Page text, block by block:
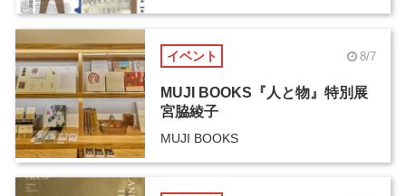
イベント 8/7
MUJI BOOKS『人と物』特別展
宮脇綾子
MUJI BOOKS